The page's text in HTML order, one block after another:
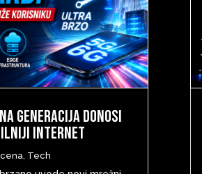
generacija donosi
internet
, Tech